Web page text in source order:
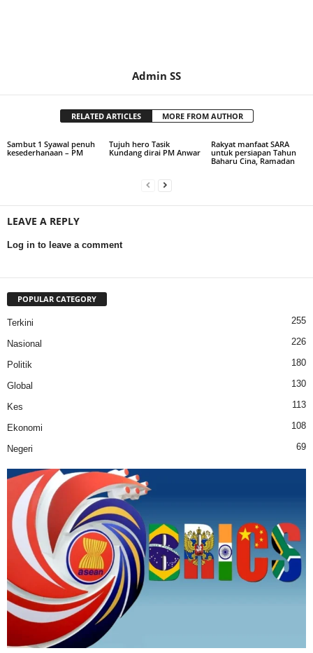
Admin SS
RELATED ARTICLES MORE FROM AUTHOR
Sambut 1 Syawal penuh
kesederhanaan – PM
Tujuh hero Tasik
Kundang dirai PM Anwar
Rakyat manfaat SARA
untuk persiapan Tahun
Baharu Cina, Ramadan
LEAVE A REPLY
Log in to leave a comment
POPULAR CATEGORY
Terkini 255
Nasional 226
Politik 180
Global 130
Kes 113
Ekonomi 108
Negeri 69